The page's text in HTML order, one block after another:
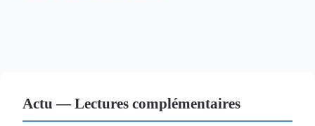
Actu — Lectures complémentaires